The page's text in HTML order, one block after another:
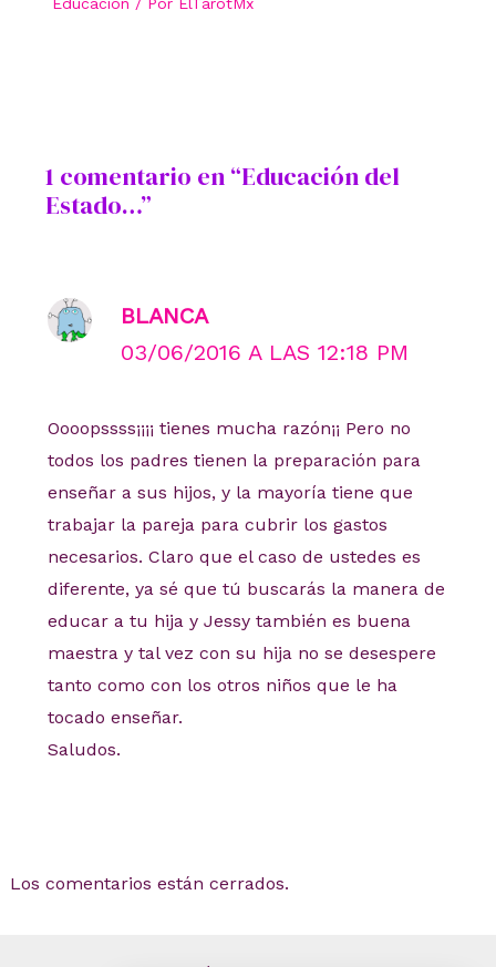
1 comentario en “Educación del
Estado…”
BLANCA
03/06/2016 A LAS 12:18 PM
Oooopssss¡¡¡¡ tienes mucha razón¡¡ Pero no
todos los padres tienen la preparación para
enseñar a sus hijos, y la mayoría tiene que
trabajar la pareja para cubrir los gastos
necesarios. Claro que el caso de ustedes es
diferente, ya sé que tú buscarás la manera de
educar a tu hija y Jessy también es buena
maestra y tal vez con su hija no se desespere
tanto como con los otros niños que le ha
tocado enseñar.
Saludos.
Los comentarios están cerrados.